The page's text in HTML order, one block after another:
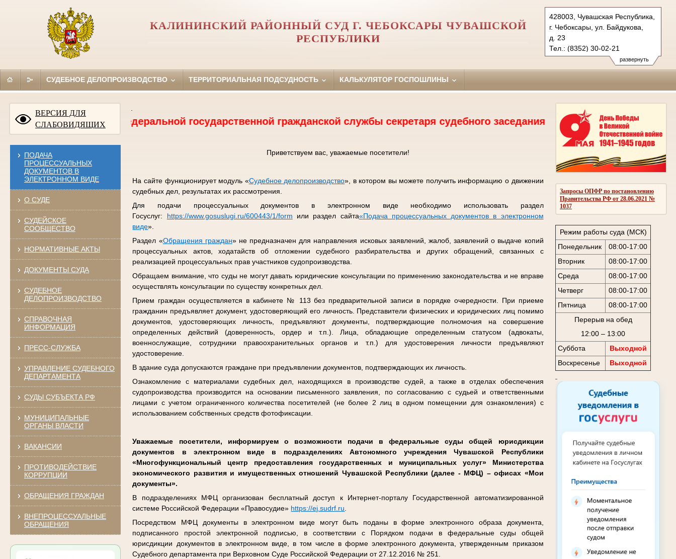
развернуть
428003, Чувашская Республика,
г. Чебоксары, ул. Байдукова,
д. 23
Тел.: (8352) 30-02-21
kalininsky.chv@sudrf.ru
КАЛИНИНСКИЙ РАЙОННЫЙ СУД Г. ЧЕБОКСАРЫ ЧУВАШСКОЙ
РЕСПУБЛИКИ
СУДЕБНОЕ ДЕЛОПРОИЗВОДСТВО ТЕРРИТОРИАЛЬНАЯ ПОДСУДНОСТЬ КАЛЬКУЛЯТОР ГОСПОШЛИНЫ
ВЕРСИЯ ДЛЯ
СЛАБОВИДЯЩИХ
ПОДАЧА
ПРОЦЕССУАЛЬНЫХ
ДОКУМЕНТОВ В
ЭЛЕКТРОННОМ ВИДЕ
О СУДЕ
СУДЕЙСКОЕ
СООБЩЕСТВО
НОРМАТИВНЫЕ АКТЫ
ДОКУМЕНТЫ СУДА
СУДЕБНОЕ
ДЕЛОПРОИЗВОДСТВО
СПРАВОЧНАЯ
ИНФОРМАЦИЯ
ПРЕСС-СЛУЖБА
УПРАВЛЕНИЕ СУДЕБНОГО
ДЕПАРТАМЕНТА
СУДЫ СУБЪЕКТА РФ
МУНИЦИПАЛЬНЫЕ
ОРГАНЫ ВЛАСТИ
ВАКАНСИИ
ПРОТИВОДЕЙСТВИЕ
КОРРУПЦИИ
ОБРАЩЕНИЯ ГРАЖДАН
ВНЕПРОЦЕССУАЛЬНЫЕ
ОБРАЩЕНИЯ
Запросы ОПФР по постановлению
Правительства РФ от 28.06.2021 №
1037
Режим работы суда (МСК)
Понедельник
08:00-17:00
Вторник
08:00-17:00
Среда
08:00-17:00
Четверг
08:00-17:00
Пятница
08:00-17:00
Перерыв на обед
12:00 – 13:00
Суббота
Выходной
Воскресенье
Выходной
на должность федеральной государственной гражданской службы секретаря судебного заседания. тел.30-02-18, 30-02-19, 2
Приветствуем вас, уважаемые посетители!
На сайте функционирует модуль «Судебное делопроизводство», в котором вы можете получить информацию о движении
судебных дел, результатах их рассмотрения.
Для подачи процессуальных документов в электронном виде необходимо использовать раздел
Госуслуг: https://www.gosuslugi.ru/600443/1/form или раздел сайта«Подача процессуальных документов в электронном
виде».
Раздел «Обращения граждан» не предназначен для направления исковых заявлений, жалоб, заявлений о выдаче копий
процессуальных актов, ходатайств об отложении судебного разбирательства и других обращений, связанных с
реализацией процессуальных прав участников судопроизводства.
Обращаем внимание, что суды не могут давать юридические консультации по применению законодательства и не вправе
осуществлять консультации по существу конкретных дел.
Прием граждан осуществляется в кабинете № 113 без предварительной записи в порядке очередности. При приеме
гражданин предъявляет документ, удостоверяющий его личность. Представители физических и юридических лиц помимо
документов, удостоверяющих личность, предъявляют документы, подтверждающие полномочия на совершение
определенных действий (доверенность, ордер и т.п.). Лица, обладающие определенным статусом (адвокаты,
военнослужащие, сотрудники правоохранительных органов и т.п.) для удостоверения личности предъявляют
удостоверение.
В здание суда допускаются граждане при предъявлении документов, подтверждающих их личность.
Ознакомление с материалами судебных дел, находящихся в производстве судей, а также в отделах обеспечения
судопроизводства производится на основании письменного заявления, по согласованию с судьей и ответственными
лицами с учетом ограниченного количества посетителей (не более 2 лиц в одном помещении для ознакомления) с
использованием собственных средств фотофиксации.
Уважаемые посетители, информируем о возможности подачи в федеральные суды общей юрисдикции
документов в электронном виде в подразделениях Автономного учреждения Чувашской Республики
«Многофункциональный центр предоставления государственных и муниципальных услуг» Министерства
экономического развития и имущественных отношений Чувашской Республики (далее - МФЦ) – офисах «Мои
документы».
В подразделениях МФЦ организован бесплатный доступ к Интернет-порталу Государственной автоматизированной
системе Российской Федерации «Правосудие» https://ej.sudrf.ru.
Посредством МФЦ документы в электронном виде могут быть поданы в форме электронного образа документа,
подписанного простой электронной подписью, в соответствии с Порядком подачи в федеральные суды общей
юрисдикции документов в электронном виде, в том числе в форме электронного документа, утвержденным приказом
Судебного департамента при Верховном Суде Российской Федерации от 27.12.2016 № 251.